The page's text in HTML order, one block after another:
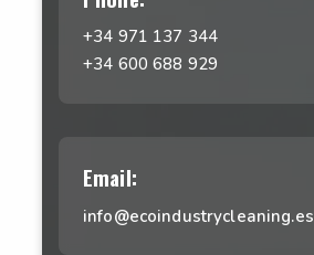
+34 971 137 344
+34 600 688 929
Email:
info@ecoindustrycleaning.es